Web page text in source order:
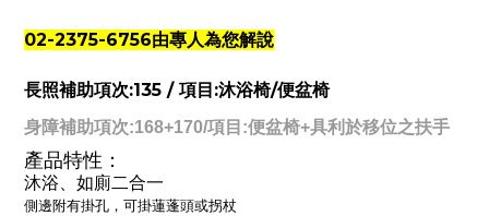
02-2375-6756由專人為您解說
長照補助項次:135 / 項目:沐浴椅/便盆椅
身障補助項次:168+170/項目:便盆椅+具利於移位之扶手
產品特性：
沐浴、如廁二合一
側邊附有掛孔，可掛蓮蓬頭或拐杖